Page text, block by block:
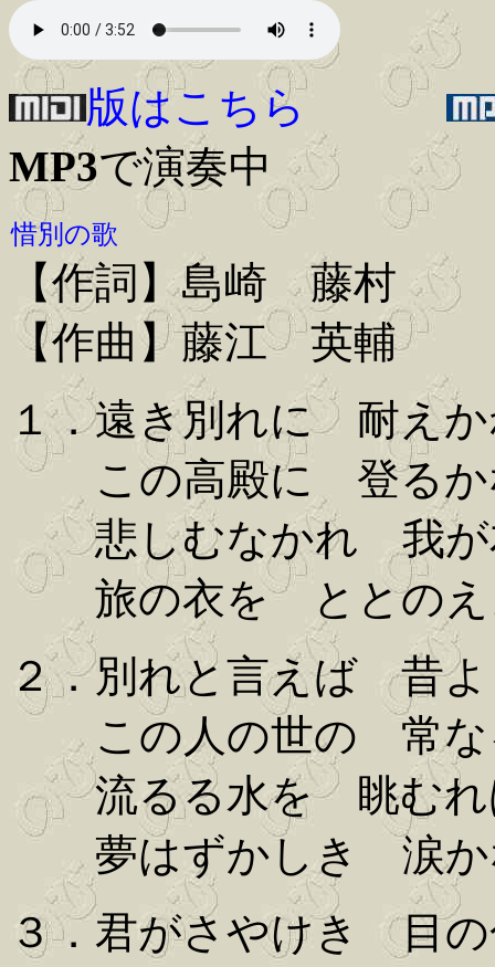
版はこちら
MP3で演奏中
惜別の歌
【作詞】島崎 藤村
【作曲】藤江 英輔
１．遠き別れに 耐え
この高殿に 登るか
悲しむなかれ 我が
旅の衣を ととのえ
２．別れと言えば 昔
この人の世の 常な
流るる水を 眺むれ
夢はずかしき 涙か
３．君がさやけき 目